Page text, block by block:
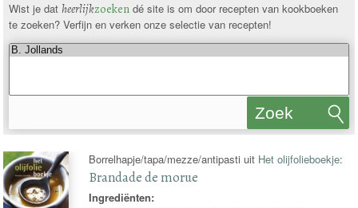
Wist je dat heerlijkzoekendé site is om door recepten van kookboeken
te zoeken? Verfijn en verken onze selectie van recepten!
Zoek
Borrelhapje/tapa/mezze/antipasti uit Het olijfolieboekje:
Brandade de morue
Ingrediënten: